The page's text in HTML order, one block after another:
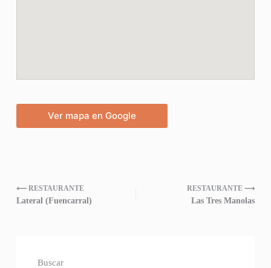
Ver mapa en Google
⟵ RESTAURANTE
Lateral (Fuencarral)
RESTAURANTE ⟶
Las Tres Manolas
Buscar